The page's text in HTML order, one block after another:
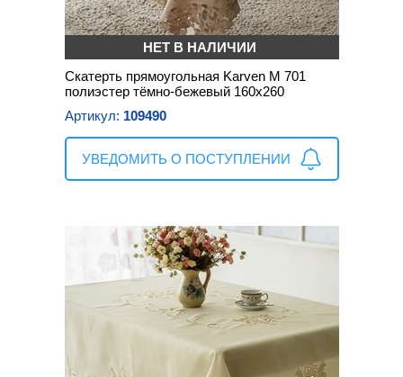
НЕТ В НАЛИЧИИ
Скатерть прямоугольная Karven М 701
полиэстер тёмно-бежевый 160х260
Артикул: 109490
УВЕДОМИТЬ О ПОСТУПЛЕНИИ